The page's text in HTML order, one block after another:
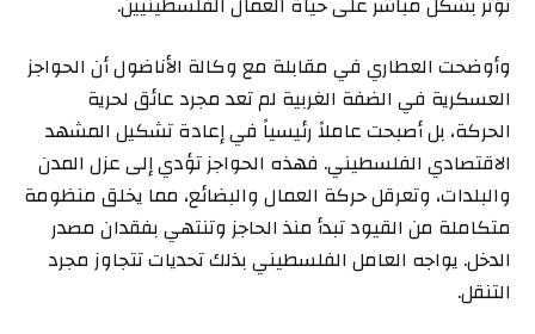
وأوضحت العطاري في مقابلة مع وكالة الأناضول أن الحواجز
العسكرية في الضفة الغربية لم تعد مجرد عائق لحرية
الحركة، بل أصبحت عاملاً رئيسياً في إعادة تشكيل المشهد
الاقتصادي الفلسطيني. فهذه الحواجز تؤدي إلى عزل المدن
والبلدات، وتعرقل حركة العمال والبضائع، مما يخلق منظومة
متكاملة من القيود تبدأ منذ الحاجز وتنتهي بفقدان مصدر
الدخل. يواجه العامل الفلسطيني بذلك تحديات تتجاوز مجرد
التنقل.